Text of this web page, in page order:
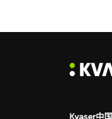
Kvaser中国